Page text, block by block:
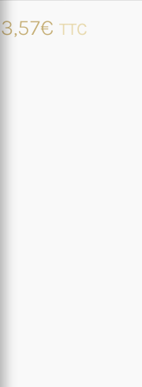
€ TTC